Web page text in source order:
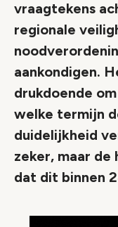
vraagtekens
regionale
aankondigen.
drukdoende
welke termijn
duidelijkheid
zeker, maar
dat dit binnen